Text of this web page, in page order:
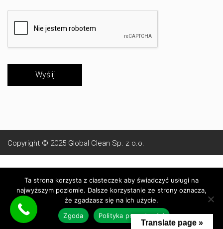
Wyślij
Copyright © 2025 Global Clean Sp. z o.o.
Regulamin Strony
Translate page »
Ta strona korzysta z ciasteczek aby świadczyć usługi na
najwyższym poziomie. Dalsze korzystanie ze strony oznacza,
że zgadzasz się na ich użycie.
Zgoda
Polityka prywatności